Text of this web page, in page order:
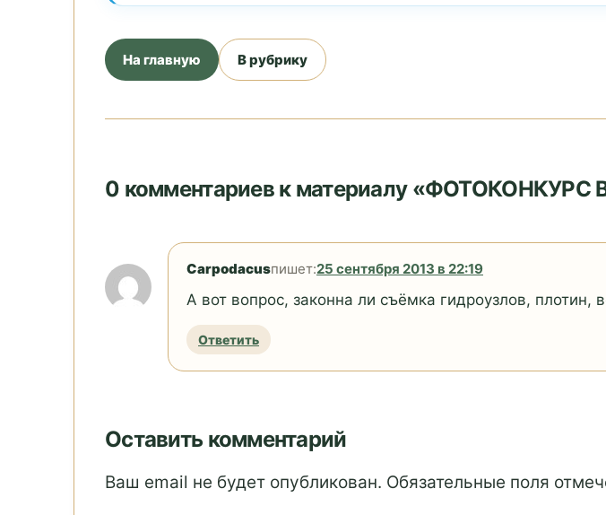
На главную В рубрику
0 комментариев к материалу
Carpodacusпишет:25 сентября 2013 в 22:19
А вот вопрос, законна ли съёмка гидроузлов,
Ответить
Оставить комментарий
Ваш email не будет опубликован. Обязательные поля